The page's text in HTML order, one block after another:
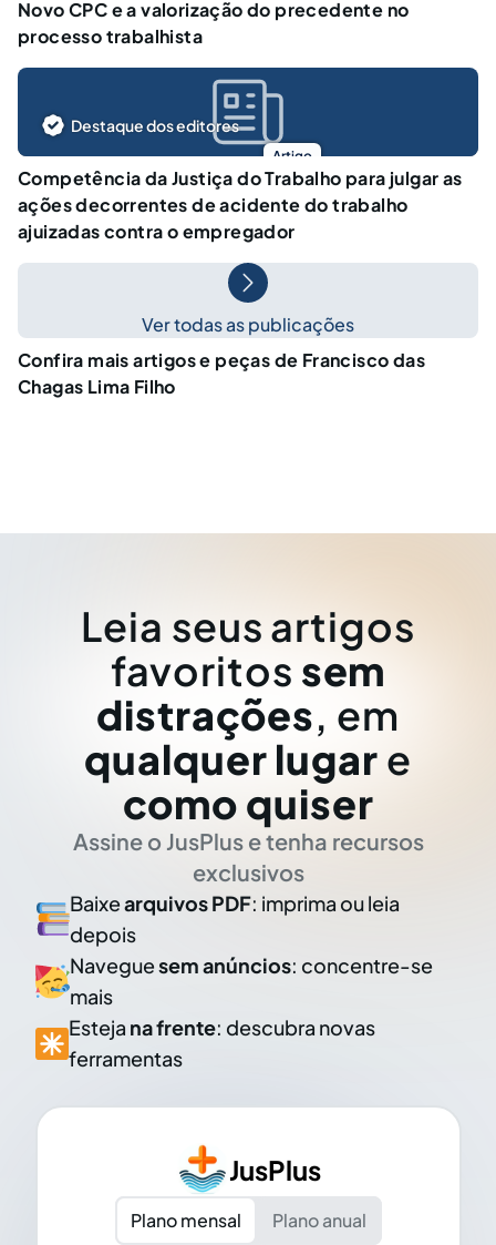
Novo CPC e a valorização do precedente no
processo trabalhista
Artigo
Destaque dos editores
Competência da Justiça do Trabalho para julgar as
ações decorrentes de acidente do trabalho
ajuizadas contra o empregador
Ver todas as publicações
Confira mais artigos e peças de Francisco das
Chagas Lima Filho
Leia seus artigos
favoritos sem
distrações, em
qualquer lugar e
como quiser
Assine o JusPlus e tenha recursos
exclusivos
Baixearquivos PDF: imprima ou leia
depois
Naveguesem anúncios: concentre-se
mais
Esteja na frente: descubra novas
ferramentas
JusPlus
Plano mensal
Plano anual